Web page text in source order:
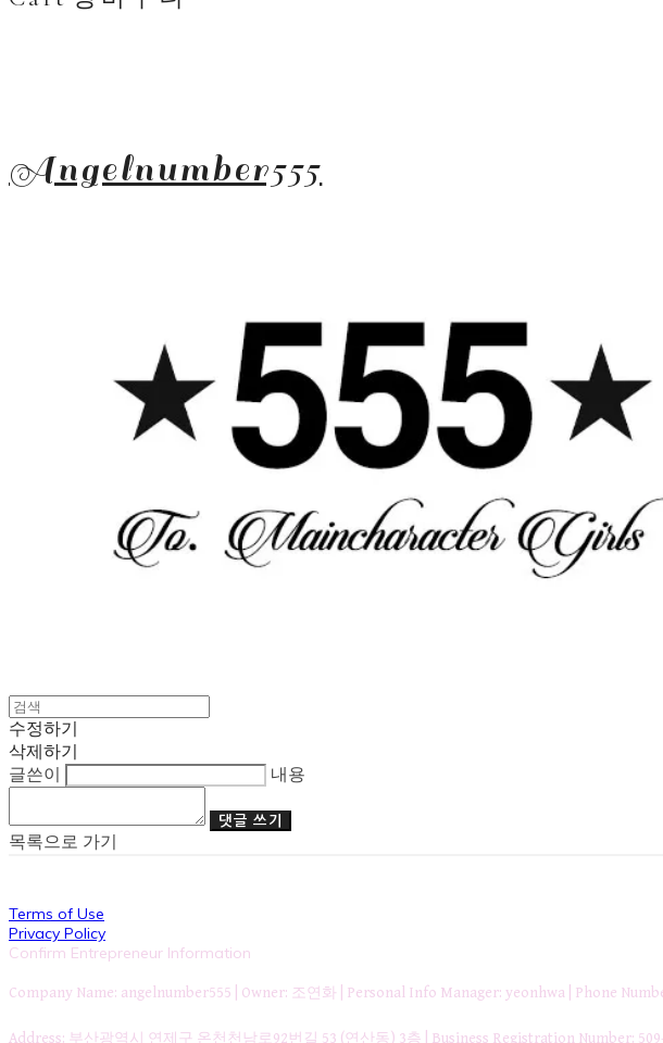
Angelnumber555
수정하기
삭제하기
글쓴이
내용
댓글 쓰기
목록으로 가기
Terms of Use
Privacy Policy
Confirm Entrepreneur Information
Company Name: angelnumber555 | Owner: 조연화 | Personal Info Manager: yeonhwa | Phone
Address: 부산광역시 연제구 온천천남로92번길 53 (연산동) 3층 | Business Registration Number: